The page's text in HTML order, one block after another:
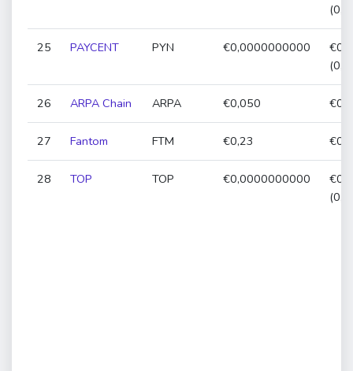
25 PAYCENT PYN €0,0000000000
26 ARPA Chain ARPA €0,050
27 Fantom FTM €0,23
28 TOP TOP €0,0000000000